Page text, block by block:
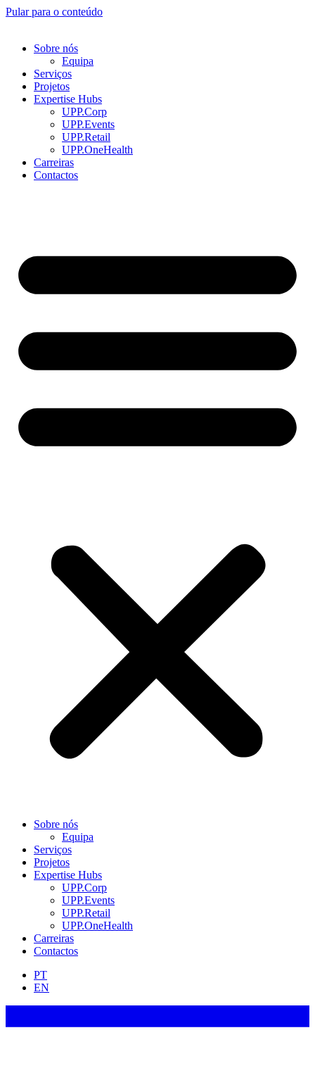
Pular para o conteúdo
Sobre nós
Equipa
Serviços
Projetos
Expertise Hubs
UPP.Corp
UPP.Events
UPP.Retail
UPP.OneHealth
Carreiras
Contactos
Sobre nós
Equipa
Serviços
Projetos
Expertise Hubs
UPP.Corp
UPP.Events
UPP.Retail
UPP.OneHealth
Carreiras
Contactos
PT
EN